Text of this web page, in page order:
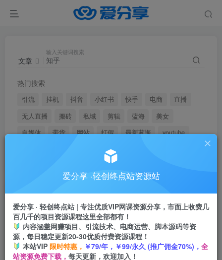
文章
输入关键词搜索
热门搜索
引流 挂机 抖音 小红书 快手 电商
直播
无人直播
搬砖 私域 剪辑 蓝海
美女
自媒体
带货 网站 打假 最新蓝海
youtube
文章 用户
搜索[知乎]，共找到192个文章
知乎图文带货掘金：热榜流量+选品
技巧+商业合作全攻略
爱分享 ·轻创终点站资源站
爱分享 · 轻创终点站 | 专注优质VIP网课资源分享，市面上收费几
百几千的项目资源课程这里全部都有！
内容涵盖网赚项目、引流技术、电商运营、脚本源码等资
源，每日稳定更新20-30优质付费资源课程！
本站VIP 限时特惠， ￥79/年，￥99/永久 (推广佣金70%)， 全
站资源免费下载， 每天更新，欢迎加入！